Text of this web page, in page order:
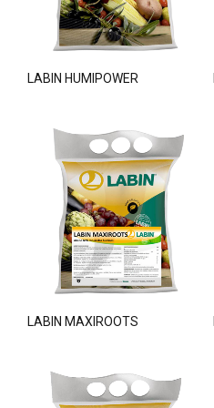
LABIN HUMIPOWER
LABIN MAXIROOTS